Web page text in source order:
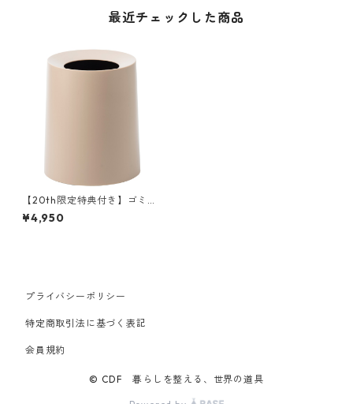
最近チェックした商品
【20th限定特典付き】ゴミ箱
二重構造 イデアコ 丸形ゴミ箱
チューブラーオム ideaco TUB
¥4,950
プライバシーポリシー
特定商取引法に基づく表記
会員規約
© CDF 暮らしを整える、世界の道具